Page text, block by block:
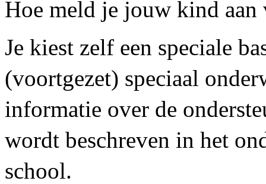
Hoe meld je jouw kind aan
Je kiest zelf een speciale
(voortgezet) speciaal
informatie over de
wordt beschreven in het
school.